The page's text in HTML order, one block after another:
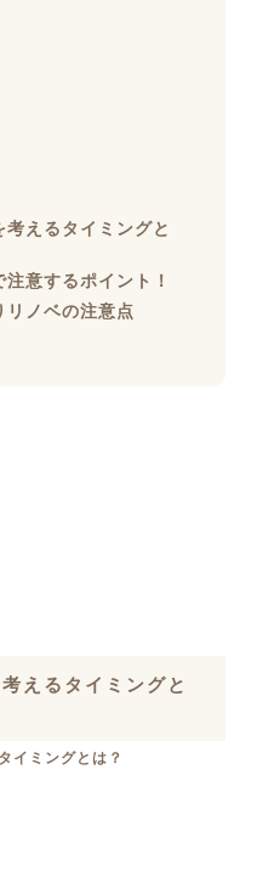
えるタイミングと
意するポイント！
リノベの注意点
えるタイミングと